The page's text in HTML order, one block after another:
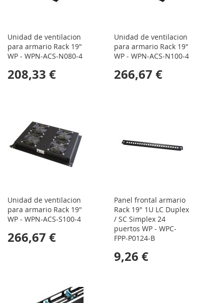
Unidad de ventilacion
para armario Rack 19"
WP - WPN-ACS-N080-4
208,33 €
Unidad de ventilacion
para armario Rack 19"
WP - WPN-ACS-N100-4
266,67 €
Unidad de ventilacion
para armario Rack 19"
WP - WPN-ACS-S100-4
266,67 €
Panel frontal armario
Rack 19" 1U LC Duplex
/ SC Simplex 24
puertos WP - WPC-
FPP-P0124-B
9,26 €